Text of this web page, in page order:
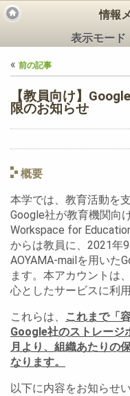
情報
表示モード
« 前の記事
【教員向け】
限のお知らせ
概要
本学では、教育活動を
Google社が教育機関向
Workspace for
からは教員に、2021年
AOYAMA-mailを用いた
ます。本アカウントは
心としたサービスに利
これらは、
これまで「
Google社のストレージ
月より、組織あたりの
なります。
以下に内容をお知らせ